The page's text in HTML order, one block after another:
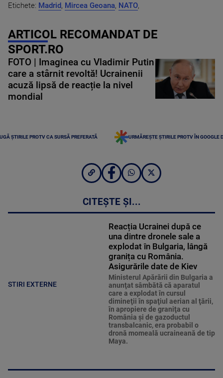
Etichete: Madrid, Mircea Geoana, NATO,
ARTICOL RECOMANDAT DE
SPORT.RO
FOTO | Imaginea cu Vladimir Putin
care a stârnit revoltă! Ucrainenii
acuză lipsă de reacție la nivel
mondial
ȘTIRILE PROTV CA SURSĂ PREFERATĂ URMĂREȘTE ȘTIRILE PROTV ÎN GOOGLE
CITEȘTE ȘI...
STIRI EXTERNE
Reacția Ucrainei după ce
una dintre dronele sale a
explodat în Bulgaria, lângă
granița cu România.
Asigurările date de Kiev
Ministerul Apărării din Bulgaria a
anunţat sâmbătă că aparatul
care a explodat în cursul
dimineţii în spaţiul aerian al ţării,
în apropiere de graniţa cu
România şi de gazoductul
transbalcanic, era probabil o
dronă momeală ucraineană de tip
Maya.